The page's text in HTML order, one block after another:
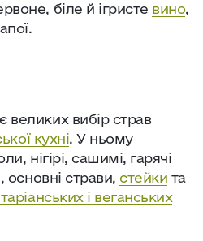
біле й ігристе вино,
вибір страв
кухні. У ньому
нігірі, сашимі, гарячі
основні страви,стейки та
і веганських